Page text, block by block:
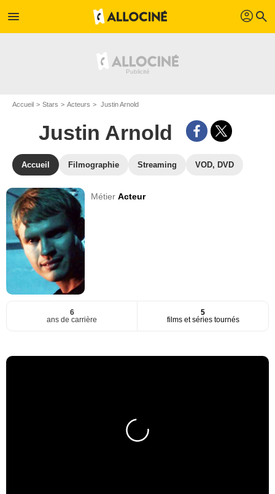
menu profil search
Accueil Stars Acteurs Justin Arnold
Justin Arnold
Accueil Filmographie Streaming VOD, DVD
MétierActeur
6
ans de carrière
5
films et séries tournés